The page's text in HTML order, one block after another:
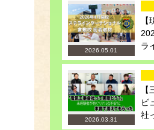
2026.05.01
ラ
2026.03.31
ビ
社